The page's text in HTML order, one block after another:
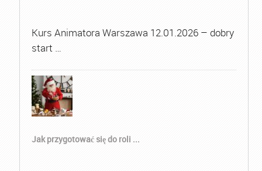
Kurs Animatora Warszawa 12.01.2026 – dobry
start …
Jak przygotować się do roli ...